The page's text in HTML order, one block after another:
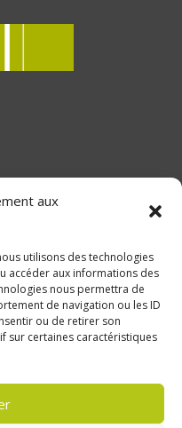
aux
utilisons des technologies
accéder aux informations des
nous permettra de
de navigation ou les ID
ou de retirer son
sur certaines caractéristiques